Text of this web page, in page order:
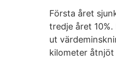
Första året
tredje året
ut
kilometer